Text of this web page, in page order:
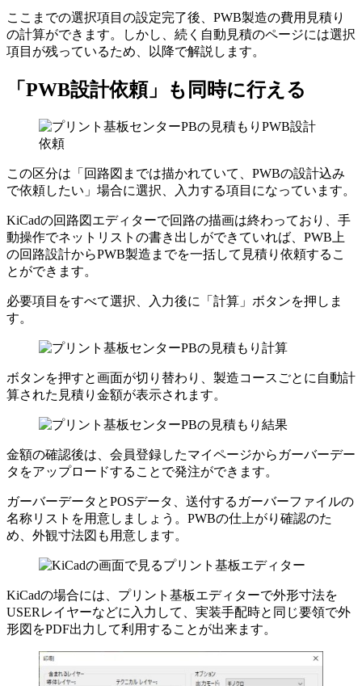
ここまでの選択項目の設定完了後、PWB製造の費用見積り
の計算ができます。しかし、続く自動見積のページには選択
項目が残っているため、以降で解説します。
「PWB設計依頼」も同時に行える
この区分は 「回路図までは描かれていて、PWBの設計込み
で依頼したい」 場合に選択、入力する項目になっています。
KiCadの回路図エディターで回路の描画は終わっており、手
動操作でネットリストの書き出しができていれば、 PWB上
の回路設計からPWB製造までを一括して見積り依頼する こ
とができます。
必要項目をすべて選択、入力後に「計算」ボタンを押しま
す。
ボタンを押すと画面が切り替わり、製造コースごとに自動計
算された見積り金額が表示されます。
金額の確認後は、会員登録したマイページからガーバーデー
タをアップロードすることで発注ができます。
ガーバーデータとPOSデータ、送付するガーバーファイルの
名称リストを用意しましょう。PWBの仕上がり確認のた
め、外観寸法図も用意します。
KiCadの場合には、プリント基板エディターで外形寸法を
USERレイヤーなどに入力して、実装手配時と同じ要領で外
形図をPDF出力して利用することが出来ます。